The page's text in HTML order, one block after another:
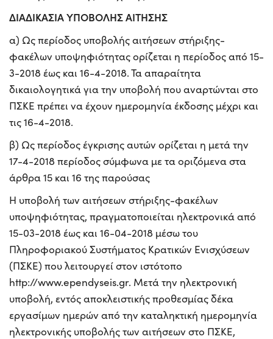
ΔΙΑΔΙΚΑΣΙΑ ΥΠΟΒΟΛΗΣ ΑΙΤΗΣΗΣ
α) Ως περίοδος υποβολής αιτήσεων στήριξης-
φακέλων υποψηφιότητας ορίζεται η περίοδος από 15-
3-2018 έως και 16-4-2018. Τα απαραίτητα
δικαιολογητικά για την υποβολή που αναρτώνται στο
ΠΣΚΕ πρέπει να έχουν ημερομηνία έκδοσης μέχρι και
τις 16-4-2018.
β) Ως περίοδος έγκρισης αυτών ορίζεται η μετά την
17-4-2018 περίοδος σύμφωνα με τα οριζόμενα στα
άρθρα 15 και 16 της παρούσας
Η υποβολή των αιτήσεων στήριξης-φακέλων
υποψηφιότητας, πραγματοποιείται ηλεκτρονικά από
15-03-2018 έως και 16-04-2018 μέσω του
Πληροφοριακού Συστήματος Κρατικών Ενισχύσεων
(ΠΣΚΕ) που λειτουργεί στον ιστότοπο
http://www.ependyseis.gr. Μετά την ηλεκτρονική
υποβολή, εντός αποκλειστικής προθεσμίας δέκα
εργασίμων ημερών από την καταληκτική ημερομηνία
ηλεκτρονικής υποβολής των αιτήσεων στο ΠΣΚΕ,